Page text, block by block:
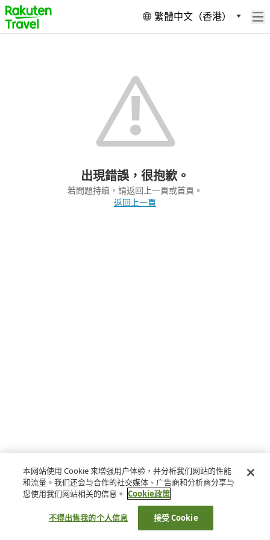
繁體中文（香港）
出現錯誤，很抱歉。
若問題持續，請返回上一頁或首頁。
返回上一頁
本网站使用 Cookie 来增强用户体验，并分析我们网站的性能
和流量。我们还会与合作的社交媒体、广告商和分析商分享与
您使用我们网站相关的信息。 Cookie政策
不得出售我的个人信息 接受 Cookie